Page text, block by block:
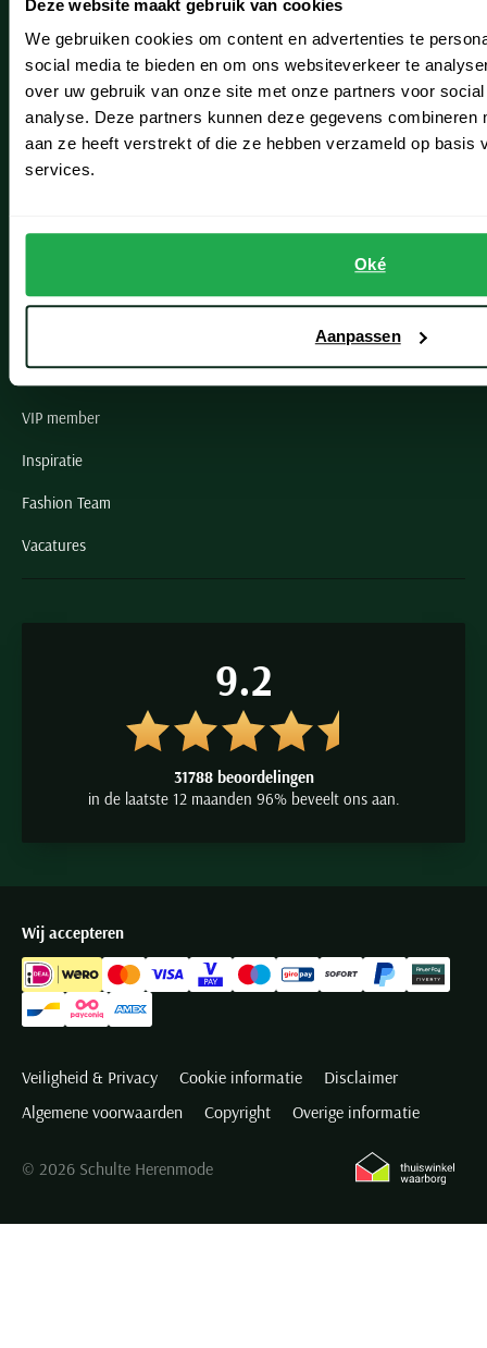
Deze website maakt gebruik van cookies
We gebruiken cookies om content en advertenties te
social media te bieden en om ons websiteverkeer te
over uw gebruik van onze site met onze partners voor
analyse. Deze partners kunnen deze gegevens combineren
aan ze heeft verstrekt of die ze hebben verzameld op basis
services.
Oké
Aanpassen
Hillegom
Leiderdorp
Lisse
Noordwijk
Oegstgeest
Paul & Shark specialist
VIP member
Inspiratie
Fashion Team
Vacatures
9.2
31788 beoordelingen
in de laatste 12 maanden 96% beveelt ons aan.
Wij accepteren
Veiligheid & Privacy Cookie informatie
Disclaimer
Algemene voorwaarden
Copyright Overige informatie
© 2026 Schulte Herenmode